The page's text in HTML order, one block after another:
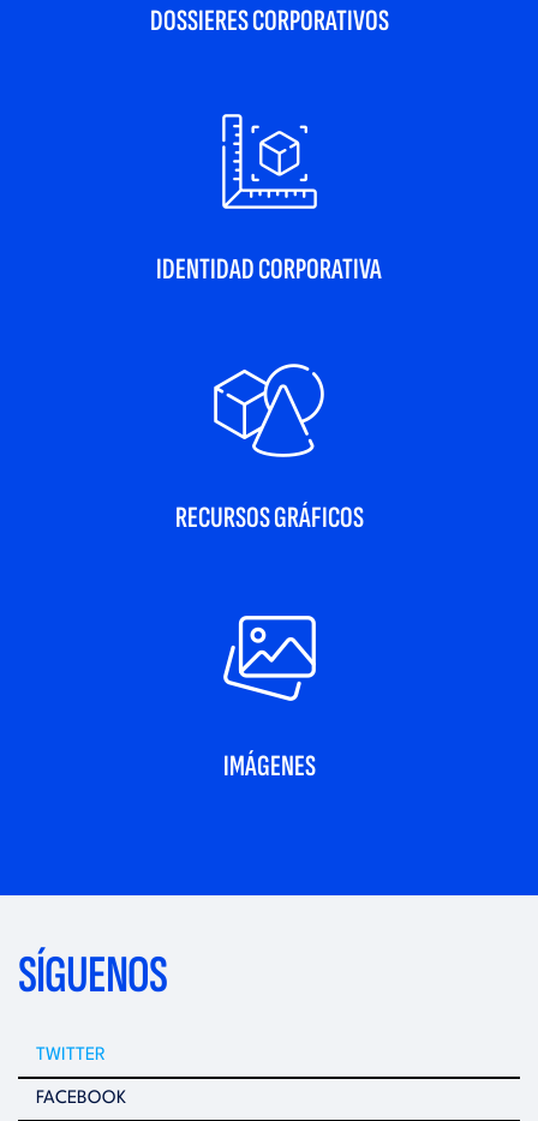
DOSSIERES CORPORATIVOS
IDENTIDAD CORPORATIVA
RECURSOS GRÁFICOS
IMÁGENES
SÍGUENOS
TWITTER
FACEBOOK